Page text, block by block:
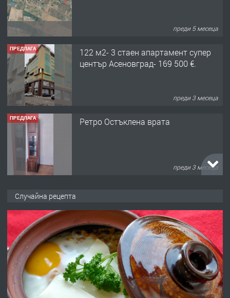
преди 5 месеца
ПРЕДЛАГА
122 м2- 3 стаен апартамент супер
център Асеновград- 169 500 €.
преди 3 месеца
ПРЕДЛАГА Ретро Остъклена врата
преди 3 месеца
преди 10 месеца
ПРЕДЛАГА
Професионална броячна машина -
със сертификат от ЕЦБ
Случайна рецепта